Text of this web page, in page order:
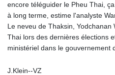
encore téléguider le Pheu Thai,
à long terme, estime l'analyste
Le neveu de Thaksin, Yodchanan
Thai lors des dernières élections
ministériel dans le gouvernement
J.Klein--VZ